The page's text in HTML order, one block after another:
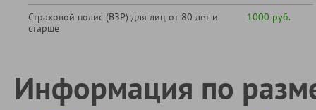
Страховой полис (ВЗР) для лиц от 80 лет и
старше
1000 руб.
Информация по